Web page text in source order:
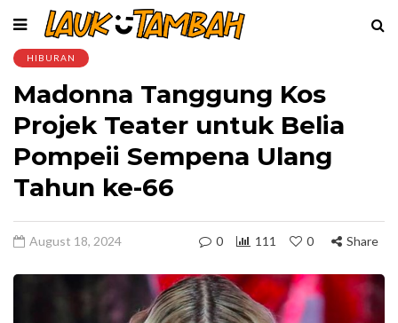
HIBURAN
Madonna Tanggung Kos
Projek Teater untuk Belia
Pompeii Sempena Ulang
Tahun ke-66
August 18, 2024 0 111 0 Share